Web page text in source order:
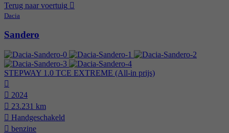
Terug naar voertuig
Dacia
Sandero
STEPWAY 1.0 TCE EXTREME (All-in prijs)
2024
23.231 km
Hand­geschakeld
benzine